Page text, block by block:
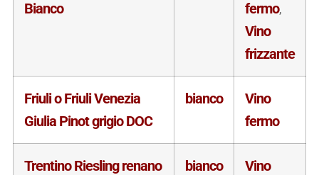
Bianco
fermo,
Vino
frizzante
Friuli o Friuli Venezia
Giulia Pinot grigio DOC
bianco
Vino
fermo
Trentino Riesling renano
bianco
Vino